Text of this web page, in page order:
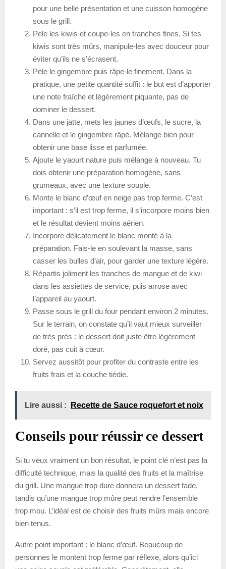
pour une belle présentation et une cuisson homogène
sous le grill.
Pele les kiwis et coupe-les en tranches fines. Si tes
kiwis sont très mûrs, manipule-les avec douceur pour
éviter qu’ils ne s’écrasent.
Pèle le gingembre puis râpe-le finement. Dans la
pratique, une petite quantité suffit : le but est d’apporter
une note fraîche et légèrement piquante, pas de
dominer le dessert.
Dans une jatte, mets les jaunes d’œufs, le sucre, la
cannelle et le gingembre râpé. Mélange bien pour
obtenir une base lisse et parfumée.
Ajoute le yaourt nature puis mélange à nouveau. Tu
dois obtenir une préparation homogène, sans
grumeaux, avec une texture souple.
Monte le blanc d’œuf en neige pas trop ferme. C’est
important : s’il est trop ferme, il s’incorpore moins bien
et le résultat devient moins aérien.
Incorpore délicatement le blanc monté à la
préparation. Fais-le en soulevant la masse, sans
casser les bulles d’air, pour garder une texture légère.
Répartis joliment les tranches de mangue et de kiwi
dans les assiettes de service, puis arrose avec
l’appareil au yaourt.
Passe sous le grill du four pendant environ 2 minutes.
Sur le terrain, on constate qu’il vaut mieux surveiller
de très près : le dessert doit juste être légèrement
doré, pas cuit à cœur.
Servez aussitôt pour profiter du contraste entre les
fruits frais et la couche tiédie.
Lire aussi : Recette de Sauce roquefort et noix
Conseils pour réussir ce dessert
Si tu veux vraiment un bon résultat, le point clé n’est pas la
difficulté technique, mais la qualité des fruits et la maîtrise
du grill. Une mangue trop dure donnera un dessert fade,
tandis qu’une mangue trop mûre peut rendre l’ensemble
trop mou. L’idéal est de choisir des fruits mûrs mais encore
bien tenus.
Autre point important : le blanc d’œuf. Beaucoup de
personnes le montent trop ferme par réflexe, alors qu’ici